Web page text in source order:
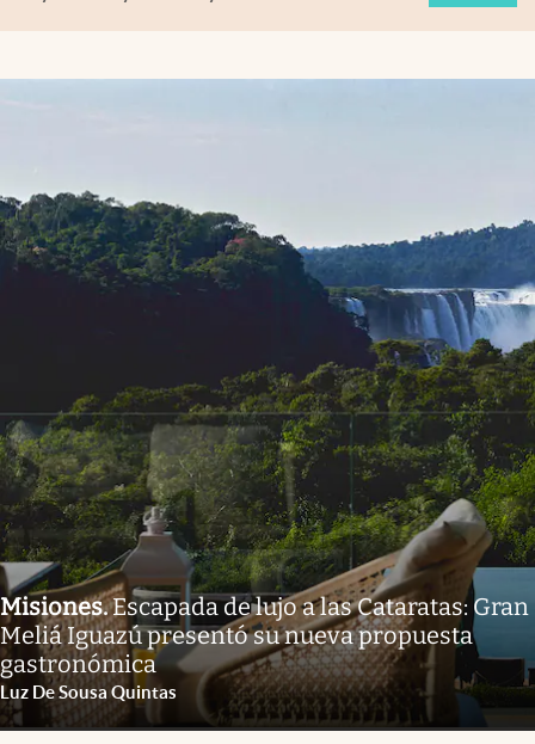
Misiones.Escapada de lujo a las Cataratas: Gran
Meliá Iguazú presentó su nueva propuesta
gastronómica
Luz De Sousa Quintas